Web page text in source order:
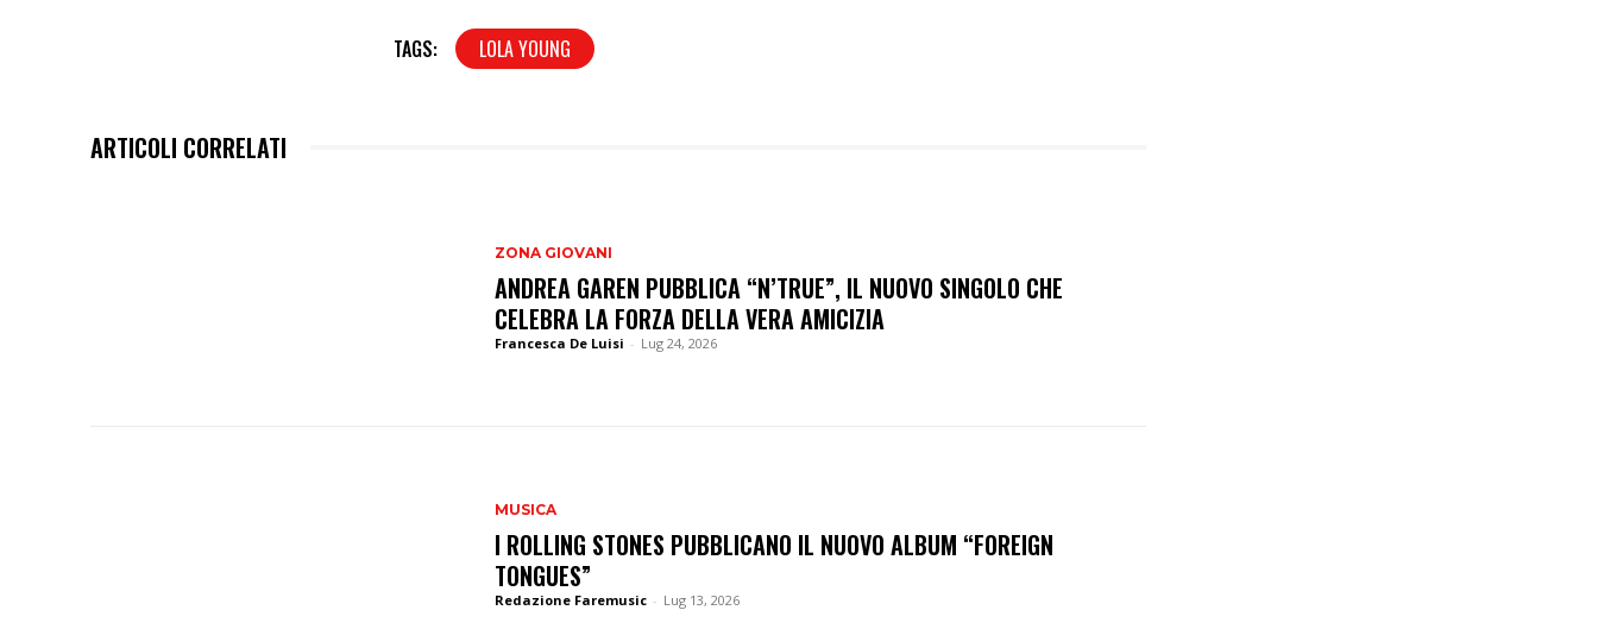
TAGS: LOLA YOUNG
ARTICOLI CORRELATI
ZONA GIOVANI
ANDREA GAREN PUBBLICA “N’TRUE”, IL NUOVO SINGOLO CHE
CELEBRA LA FORZA DELLA VERA AMICIZIA
Francesca De Luisi - Lug 24, 2026
MUSICA
I ROLLING STONES PUBBLICANO IL NUOVO ALBUM “FOREIGN
TONGUES”
Redazione Faremusic - Lug 13, 2026